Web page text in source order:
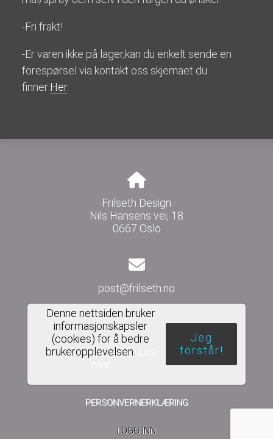
-Fri frakt!
-Er varen ikke på lager,kan du enkelt sende en
forespørsel via kontakt oss skjemaet du
finner:Her.
Frilseth Design
Nils Hansens vei, 18
0667 Oslo
post@frilseth.no
Del nettside
Denne nettsiden bruker
informasjonskapsler
(cookies) for å bedre
brukeropplevelsen.
Jeg
forstår!
PERSONVERNERKLÆRING
LOGG INN